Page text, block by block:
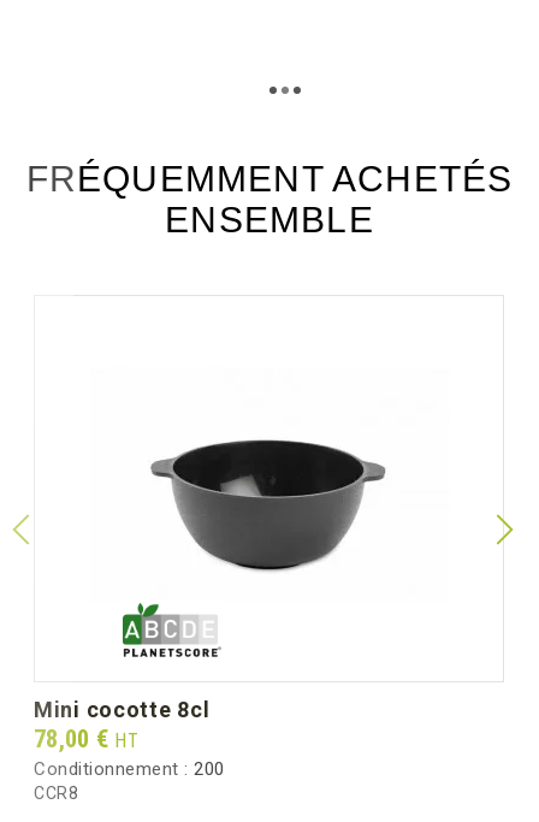
FRÉQUEMMENT ACHETÉS
ENSEMBLE
mini cocotte 8cl
Prix
78,00 € HT
Conditionnement : 200
CCR8